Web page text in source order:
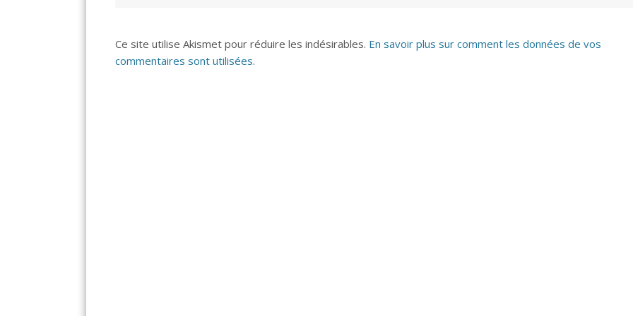
Ce site utilise Akismet pour réduire les indésirables. En savoir plus sur comment les données de vos
commentaires sont utilisées.